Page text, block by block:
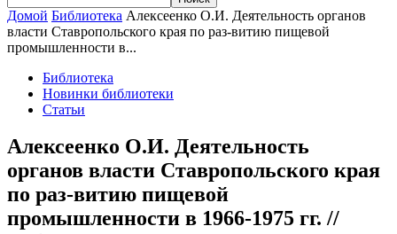
Домой Библиотека Алексеенко О.И. Деятельность органов
власти Ставропольского края по раз-витию пищевой
промышленности в...
Библиотека
Новинки библиотеки
Статьи
Алексеенко О.И. Деятельность
органов власти Ставропольского края
по раз-витию пищевой
промышленности в 1966-1975 гг. //